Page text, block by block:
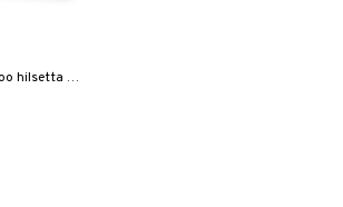
Katajanterva shampoo hilsetta vastaan.